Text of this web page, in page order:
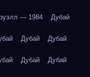
— 1984 Дубай
Дубай Дубай
Дубай Дубай